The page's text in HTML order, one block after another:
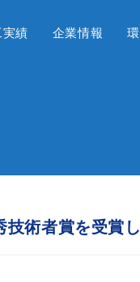
績 企業情報
術者賞を受賞